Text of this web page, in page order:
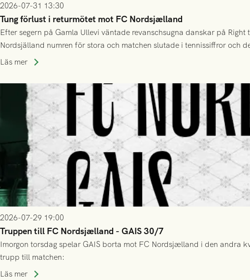
2026-07-31 13:30
Tung förlust i returmötet mot FC Nordsjælland
Efter segern på Gamla Ullevi väntade revanschsugna danskar på
Nordsjälland numren för stora och matchen slutade i tennissiffror och
Läs mer
2026-07-29 19:00
Truppen till FC Nordsjælland - GAIS 30/7
Imorgon torsdag spelar GAIS borta mot FC Nordsjælland i den andra
trupp till matchen:
Läs mer